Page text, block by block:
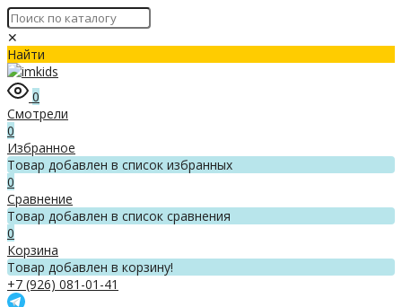
✕
Найти
0
Смотрели
0
Избранное
Товар добавлен в список избранных
0
Сравнение
Товар добавлен в список сравнения
0
Корзина
Товар добавлен в корзину!
+7 (926) 081-01-41